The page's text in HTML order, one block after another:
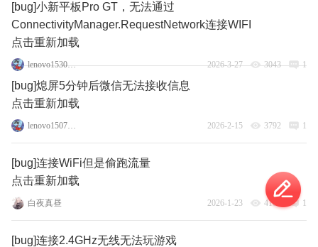
[bug]小新平板Pro GT，无法通过
ConnectivityManager.RequestNetwork连接WIFI
点击重新加载
lenovo153001771 2026-3-27 3043 1
[bug]熄屏5分钟后微信无法接收信息
点击重新加载
lenovo150763083 2026-2-15 3792 1
[bug]连接WiFi但是偷跑流量
点击重新加载
白夜真昼 2026-1-23 4101 1
[bug]连接2.4GHz无线无法玩游戏